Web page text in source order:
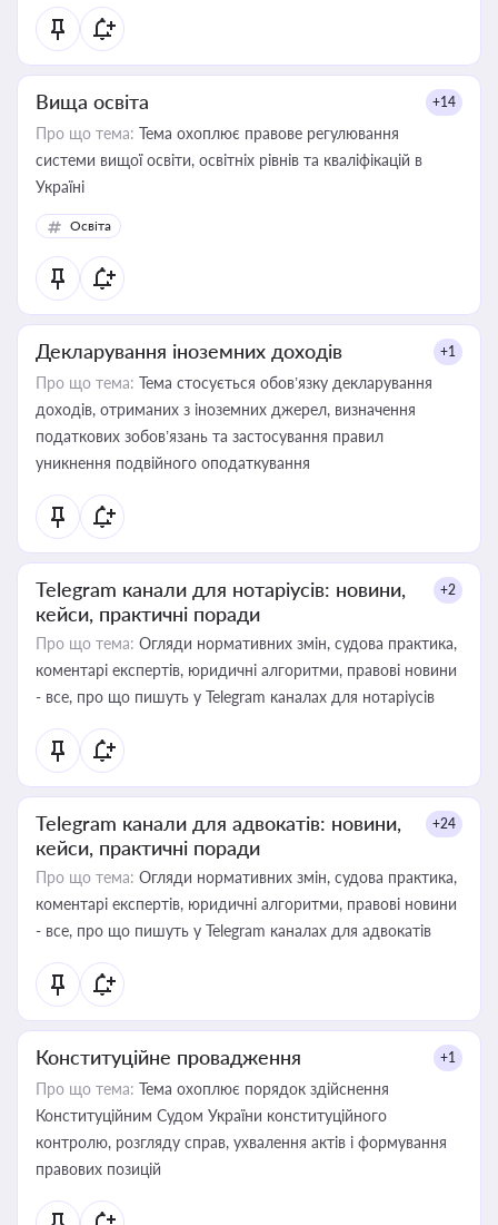
Вища освіта +14
Про що тема: Тема охоплює правове регулювання
системи вищої освіти, освітніх рівнів та кваліфікацій в
Україні
Освіта
Декларування іноземних доходів +1
Про що тема: Тема стосується обов’язку декларування
доходів, отриманих з іноземних джерел, визначення
податкових зобов’язань та застосування правил
уникнення подвійного оподаткування
Telegram канали для нотаріусів: новини,
кейси, практичні поради
+2
Про що тема: Огляди нормативних змін, судова практика,
коментарі експертів, юридичні алгоритми, правові новини
- все, про що пишуть у Telegram каналах для нотаріусів
Telegram канали для адвокатів: новини,
кейси, практичні поради
+24
Про що тема: Огляди нормативних змін, судова практика,
коментарі експертів, юридичні алгоритми, правові новини
- все, про що пишуть у Telegram каналах для адвокатів
Конституційне провадження +1
Про що тема: Тема охоплює порядок здійснення
Конституційним Судом України конституційного
контролю, розгляду справ, ухвалення актів і формування
правових позицій